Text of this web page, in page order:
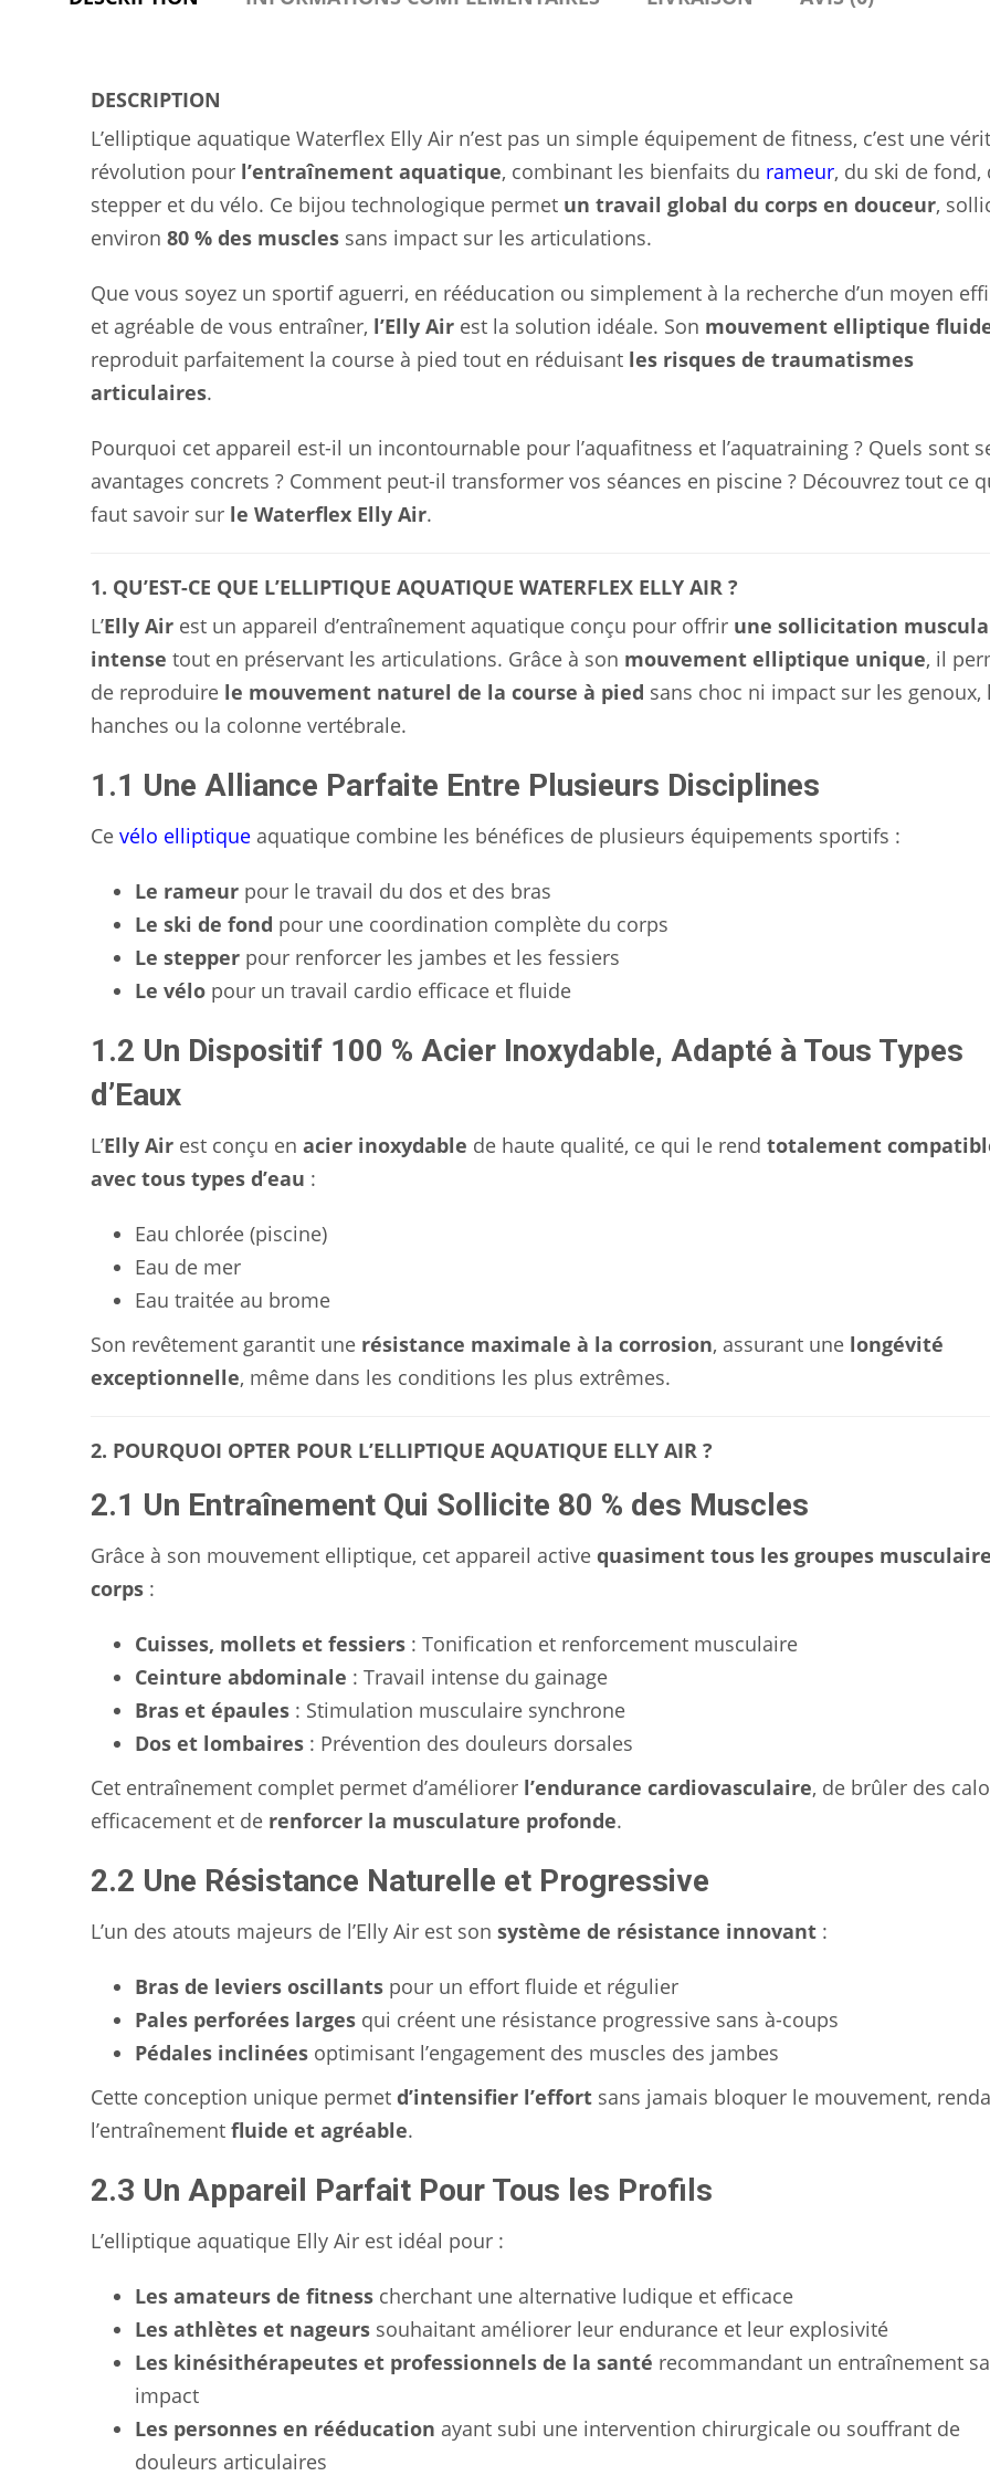
DESCRIPTION
L’elliptique aquatique Waterflex Elly Air n’est pas un simple équipement de fitness, c’est une
révolution pour l’entraînement aquatique, combinant les bienfaits du rameur, du ski de fond,
stepper et du vélo. Ce bijou technologique permet un travail global du corps en douceur,
environ 80 % des muscles sans impact sur les articulations.
Que vous soyez un sportif aguerri, en rééducation ou simplement à la recherche d’un moyen
et agréable de vous entraîner, l’Elly Air est la solution idéale. Son mouvement elliptique
reproduit parfaitement la course à pied tout en réduisant les risques de traumatismes
articulaires.
Pourquoi cet appareil est-il un incontournable pour l’aquafitness et l’aquatraining ? Quels sont
avantages concrets ? Comment peut-il transformer vos séances en piscine ? Découvrez tout ce
faut savoir sur le Waterflex Elly Air.
1. QU’EST-CE QUE L’ELLIPTIQUE AQUATIQUE WATERFLEX ELLY AIR ?
L’Elly Air est un appareil d’entraînement aquatique conçu pour offrir une sollicitation
intense tout en préservant les articulations. Grâce à son mouvement elliptique unique, il
de reproduire le mouvement naturel de la course à pied sans choc ni impact sur les genoux,
hanches ou la colonne vertébrale.
1.1 Une Alliance Parfaite Entre Plusieurs Disciplines
Ce vélo elliptique aquatique combine les bénéfices de plusieurs équipements sportifs :
Le rameur pour le travail du dos et des bras
Le ski de fond pour une coordination complète du corps
Le stepper pour renforcer les jambes et les fessiers
Le vélo pour un travail cardio efficace et fluide
1.2 Un Dispositif 100 % Acier Inoxydable, Adapté à Tous Types
d’Eaux
L’Elly Air est conçu en acier inoxydable de haute qualité, ce qui le rend totalement
avec tous types d’eau :
Eau chlorée (piscine)
Eau de mer
Eau traitée au brome
Son revêtement garantit une résistance maximale à la corrosion, assurant une longévité
exceptionnelle, même dans les conditions les plus extrêmes.
2. POURQUOI OPTER POUR L’ELLIPTIQUE AQUATIQUE ELLY AIR ?
2.1 Un Entraînement Qui Sollicite 80 % des Muscles
Grâce à son mouvement elliptique, cet appareil active quasiment tous les groupes
corps :
Cuisses, mollets et fessiers : Tonification et renforcement musculaire
Ceinture abdominale : Travail intense du gainage
Bras et épaules : Stimulation musculaire synchrone
Dos et lombaires : Prévention des douleurs dorsales
Cet entraînement complet permet d’améliorer l’endurance cardiovasculaire, de brûler des
efficacement et de renforcer la musculature profonde.
2.2 Une Résistance Naturelle et Progressive
L’un des atouts majeurs de l’Elly Air est son système de résistance innovant :
Bras de leviers oscillants pour un effort fluide et régulier
Pales perforées larges qui créent une résistance progressive sans à-coups
Pédales inclinées optimisant l’engagement des muscles des jambes
Cette conception unique permet d’intensifier l’effort sans jamais bloquer le mouvement,
l’entraînement fluide et agréable.
2.3 Un Appareil Parfait Pour Tous les Profils
L’elliptique aquatique Elly Air est idéal pour :
Les amateurs de fitness cherchant une alternative ludique et efficace
Les athlètes et nageurs souhaitant améliorer leur endurance et leur explosivité
Les kinésithérapeutes et professionnels de la santé recommandant un entraînement
impact
Les personnes en rééducation ayant subi une intervention chirurgicale ou souffrant de
douleurs articulaires